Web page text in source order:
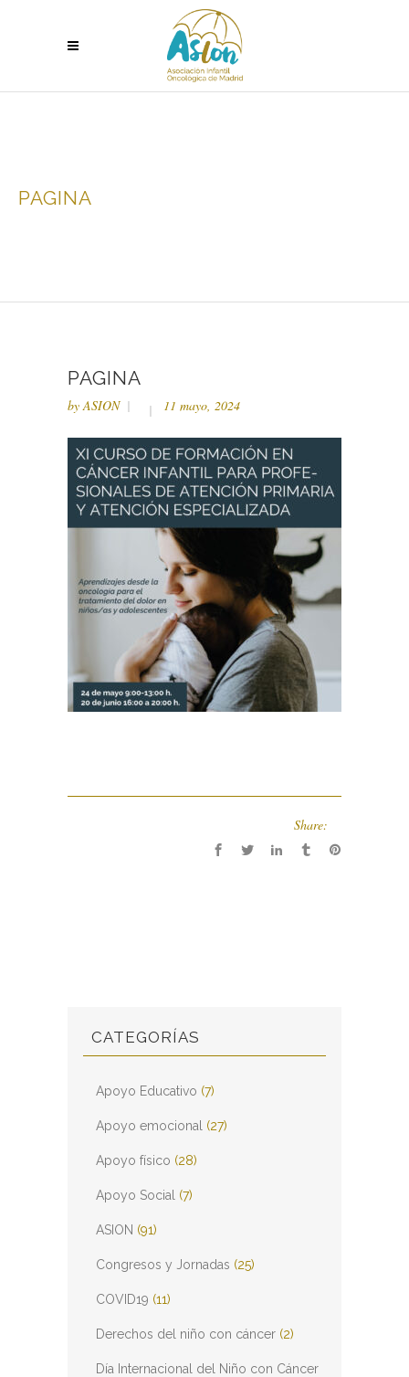
PAGINA
PAGINA
byASION 11 mayo, 2024
Share:
CATEGORÍAS
Apoyo Educativo (7)
Apoyo emocional (27)
Apoyo físico (28)
Apoyo Social (7)
ASION (91)
Congresos y Jornadas (25)
COVID19 (11)
Derechos del niño con cáncer (2)
Día Internacional del Niño con Cáncer